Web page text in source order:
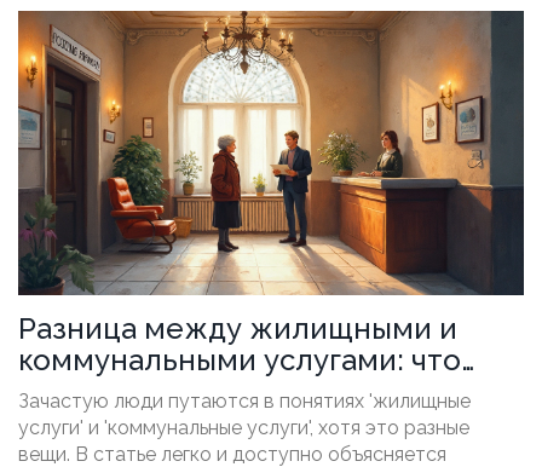
советы помогут вам разобраться в тонкостях и
избежать распространенных ошибок.
Разница между жилищными и
коммунальными услугами: что
стоит знать
Зачастую люди путаются в понятиях 'жилищные
услуги' и 'коммунальные услуги', хотя это разные
вещи. В статье легко и доступно объясняется